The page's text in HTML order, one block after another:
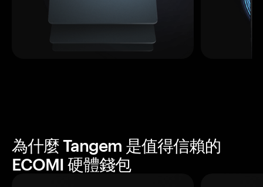
為什麼 Tangem 是值得信賴的
ECOMI 硬體錢包